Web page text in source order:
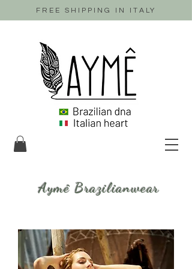
FREE SHIPPING IN ITALY
Aymê Brazilianwear